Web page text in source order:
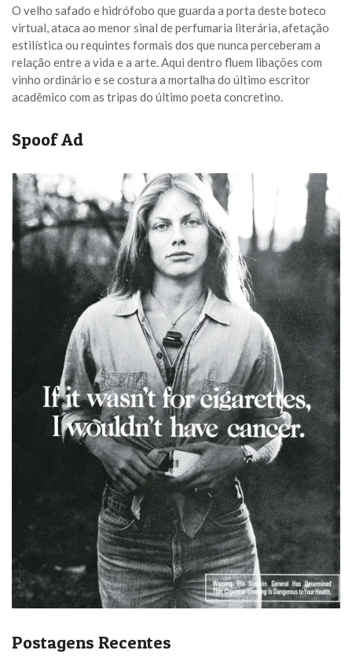
O velho safado e hidrófobo que guarda a porta deste boteco
virtual, ataca ao menor sinal de perfumaria literária, afetação
estilística ou requintes formais dos que nunca perceberam a
relação entre a vida e a arte. Aqui dentro fluem libações com
vinho ordinário e se costura a mortalha do último escritor
acadêmico com as tripas do último poeta concretino.
Spoof Ad
Postagens Recentes